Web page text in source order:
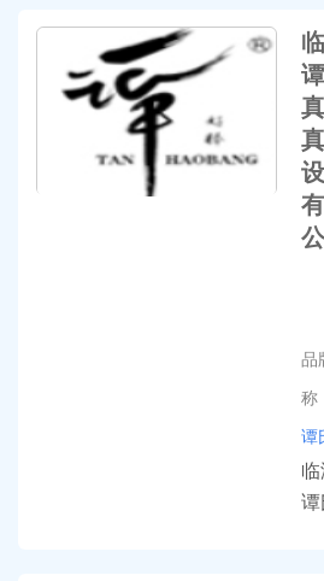
液
移
离
合
等
高
为
品
称
谭
谭